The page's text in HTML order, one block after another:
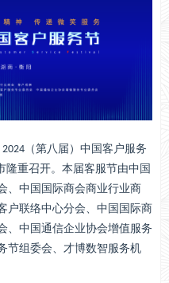
（第八届）中国客户服务
隆重召开。本届客服节由中国
、中国国际商会商业行业商
户联络中心分会、中国国际商
、中国通信企业协会增值服务
节组委会、才博数智服务机